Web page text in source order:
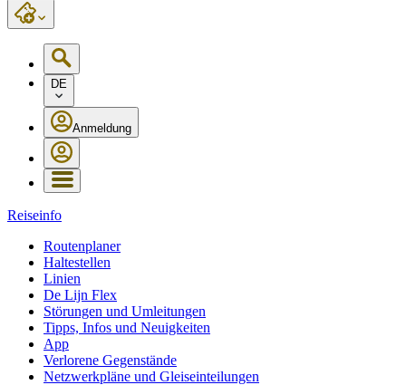
DE
Anmeldung
Reiseinfo
Routenplaner
Haltestellen
Linien
De Lijn Flex
Störungen und Umleitungen
Tipps, Infos und Neuigkeiten
App
Verlorene Gegenstände
Netzwerkpläne und Gleiseinteilungen